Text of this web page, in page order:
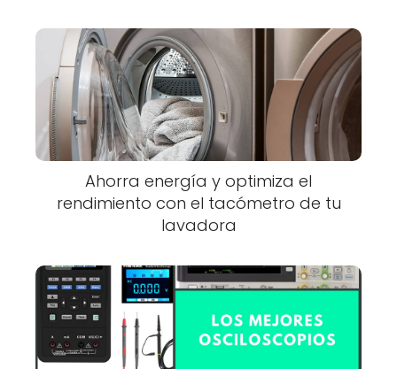
Ahorra energía y optimiza el
rendimiento con el tacómetro de tu
lavadora